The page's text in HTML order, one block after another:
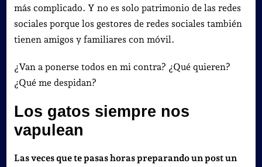
más complicado. Y no es solo patrimonio de las redes
sociales porque los gestores de redes sociales también
tienen amigos y familiares con móvil.
¿Van a ponerse todos en mi contra? ¿Qué quieren?
¿Qué me despidan?
Los gatos siempre nos
vapulean
Las veces que te pasas horas preparando un post un